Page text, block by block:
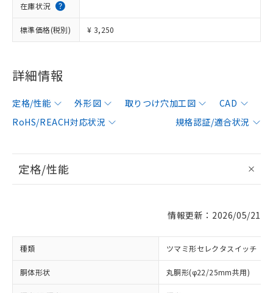
在庫状況
標準価格(税別) ¥ 3,250
詳細情報
定格/性能 外形図 取りつけ穴加工図
CAD
RoHS/REACH対応状況
規格認証/適合状況
定格/性能
情報更新：2026/05/21
種類 ツマミ形セレクタスイッチ
胴体形状 丸胴形(φ22/25mm共用)